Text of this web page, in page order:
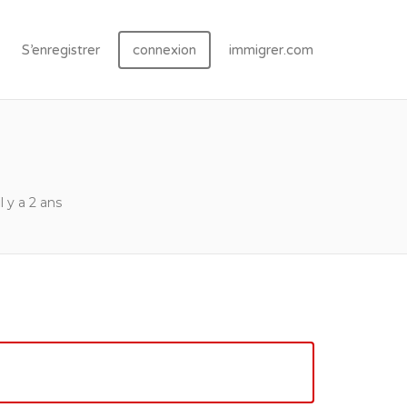
S’enregistrer connexion immigrer.com
y a 2 ans